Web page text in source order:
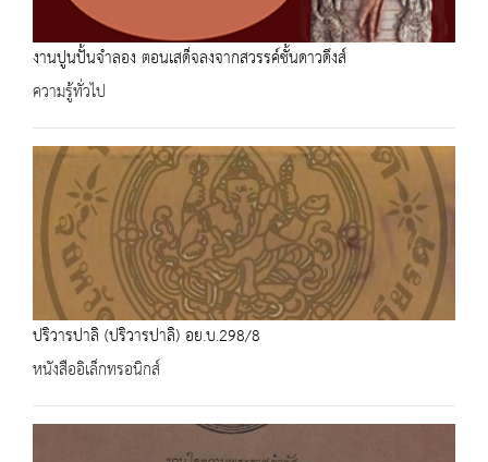
งานปูนปั้นจำลอง ตอนเสด็จลงจากสวรรค์ชั้นดาวดึงส์
ความรู้ทั่วไป
ปริวารปาลิ (ปริวารปาลิ) อย.บ.298/8
หนังสืออิเล็กทรอนิกส์